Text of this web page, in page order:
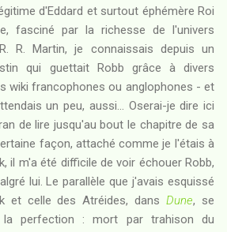
d'Eddard et surtout éphémère Roi
fasciné par la richesse de l'univers
R. Martin, je connaissais depuis un
qui guettait Robb grâce à divers
wiki francophones ou anglophones - et
un peu, aussi... Oserai-je dire ici
de lire jusqu'au bout le chapitre de sa
façon, attaché comme je l'étais à
il m'a été difficile de voir échouer Robb,
lui. Le parallèle que j'avais esquissé
et celle des Atréides, dansDune, se
la perfection : mort par trahison du